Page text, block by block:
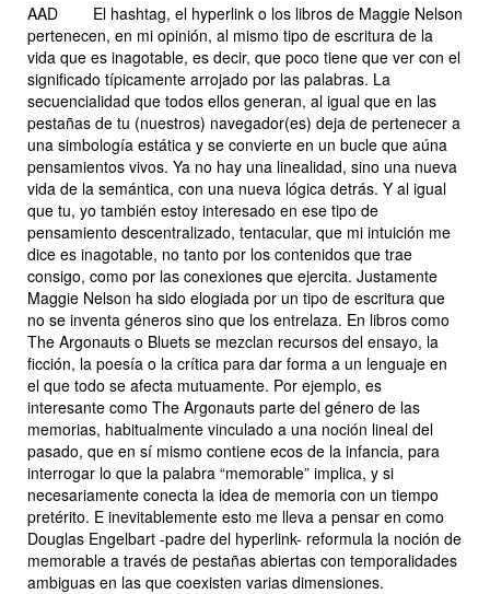
AAD El hashtag, el hyperlink o los libros de Maggie Nelson
pertenecen, en mi opinión, al mismo tipo de escritura de la
vida que es inagotable, es decir, que poco tiene que ver con el
significado típicamente arrojado por las palabras. La
secuencialidad que todos ellos generan, al igual que en las
pestañas de tu (nuestros) navegador(es) deja de pertenecer a
una simbología estática y se convierte en un bucle que aúna
pensamientos vivos. Ya no hay una linealidad, sino una nueva
vida de la semántica, con una nueva lógica detrás. Y al igual
que tu, yo también estoy interesado en ese tipo de
pensamiento descentralizado, tentacular, que mi intuición me
dice es inagotable, no tanto por los contenidos que trae
consigo, como por las conexiones que ejercita. Justamente
Maggie Nelson ha sido elogiada por un tipo de escritura que
no se inventa géneros sino que los entrelaza. En libros como
The Argonauts o Bluets se mezclan recursos del ensayo, la
ficción, la poesía o la crítica para dar forma a un lenguaje en
el que todo se afecta mutuamente. Por ejemplo, es
interesante como The Argonauts parte del género de las
memorias, habitualmente vinculado a una noción lineal del
pasado, que en sí mismo contiene ecos de la infancia, para
interrogar lo que la palabra “memorable” implica, y si
necesariamente conecta la idea de memoria con un tiempo
pretérito. E inevitablemente esto me lleva a pensar en como
Douglas Engelbart -padre del hyperlink- reformula la noción de
memorable a través de pestañas abiertas con temporalidades
ambiguas en las que coexisten varias dimensiones.